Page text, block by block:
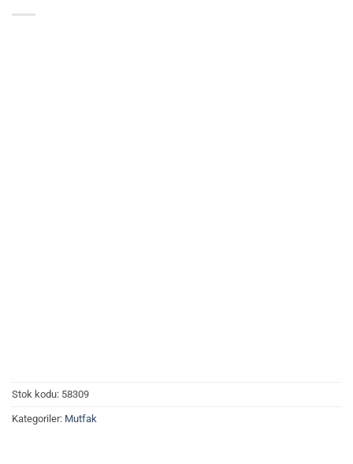
Stok kodu: 58309
Kategoriler: Mutfak